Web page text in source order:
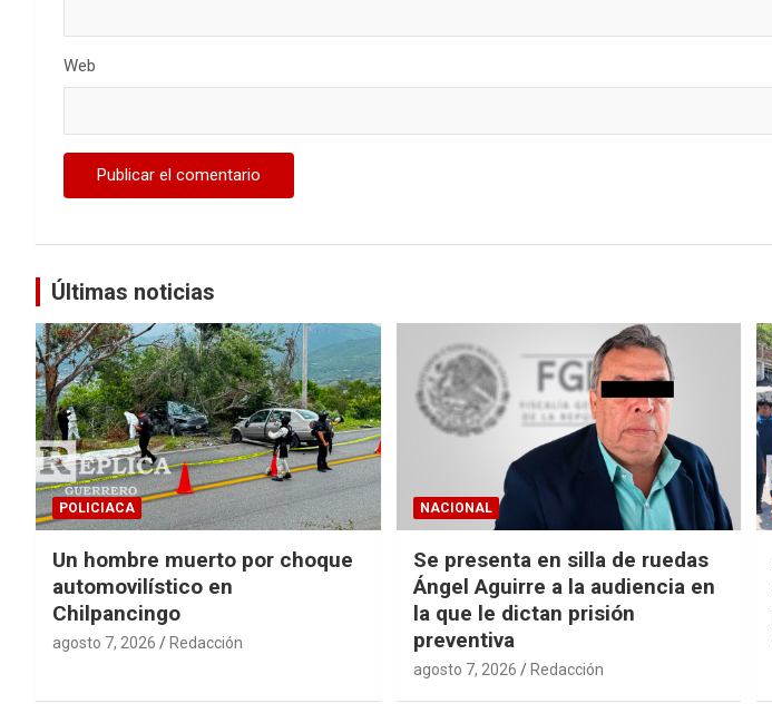
Web
Últimas noticias
POLICIACA
Un hombre muerto por choque
automovilístico en
Chilpancingo
agosto 7, 2026 Redacción
NACIONAL
Se presenta en silla de ruedas
Ángel Aguirre a la audiencia en
la que le dictan prisión
preventiva
agosto 7, 2026 Redacción